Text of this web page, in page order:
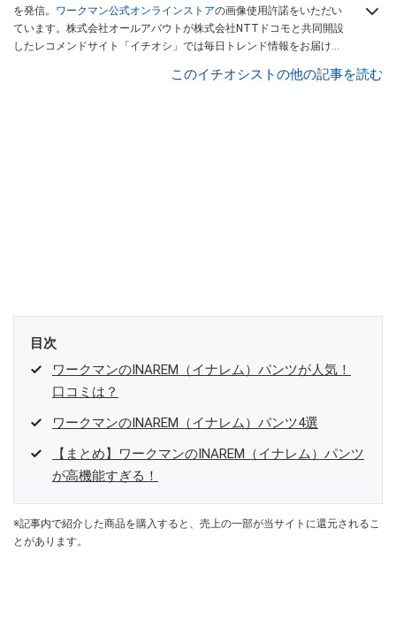
を発信。 ワークマン公式オンラインストアの画像使用許諾をいただい
ています。株式会社オールアバウトが株式会社NTTドコモと共同開設
したレコメンドサイト「イチオシ」では毎日トレンド情報をお届け。
このイチオシストの他の記事を読む
目次
ワークマンのINAREM（イナレム）パンツが人気！
口コミは？
ワークマンのINAREM（イナレム）パンツ4選
【まとめ】ワークマンのINAREM（イナレム）パンツ
が高機能すぎる！
※記事内で紹介した商品を購入すると、売上の一部が当サイトに還元されるこ
とがあります。